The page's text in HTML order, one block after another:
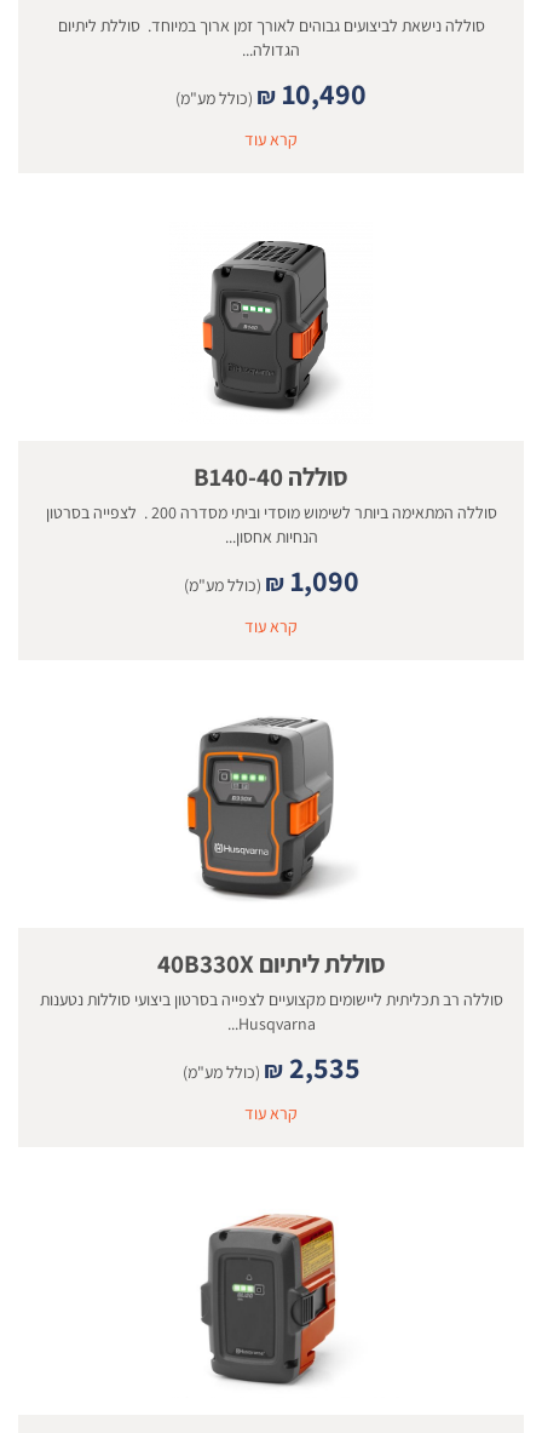
סוללה נישאת לביצועים גבוהים לאורך זמן ארוך במיוחד. סוללת ליתיום
הגדולה...
₪ 10,490
(כולל מע"מ)
קרא עוד
סוללה 40-B140
סוללה המתאימה ביותר לשימוש מוסדי וביתי מסדרה 200 . לצפייה בסרטון
הנחיות אחסון...
₪ 1,090
(כולל מע"מ)
קרא עוד
סוללת ליתיום 40B330X
סוללה רב תכליתית ליישומים מקצועיים לצפייה בסרטון ביצועי סוללות נטענות
Husqvarna...
₪ 2,535
(כולל מע"מ)
קרא עוד